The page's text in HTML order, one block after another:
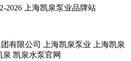
2026 上海凯泉泵业品牌站
有限公司 上海凯泉泵业
上海凯泉
泉 凯泉水泵官网